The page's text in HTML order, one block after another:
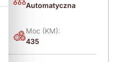
Automatyczna
Moc (KM):
435